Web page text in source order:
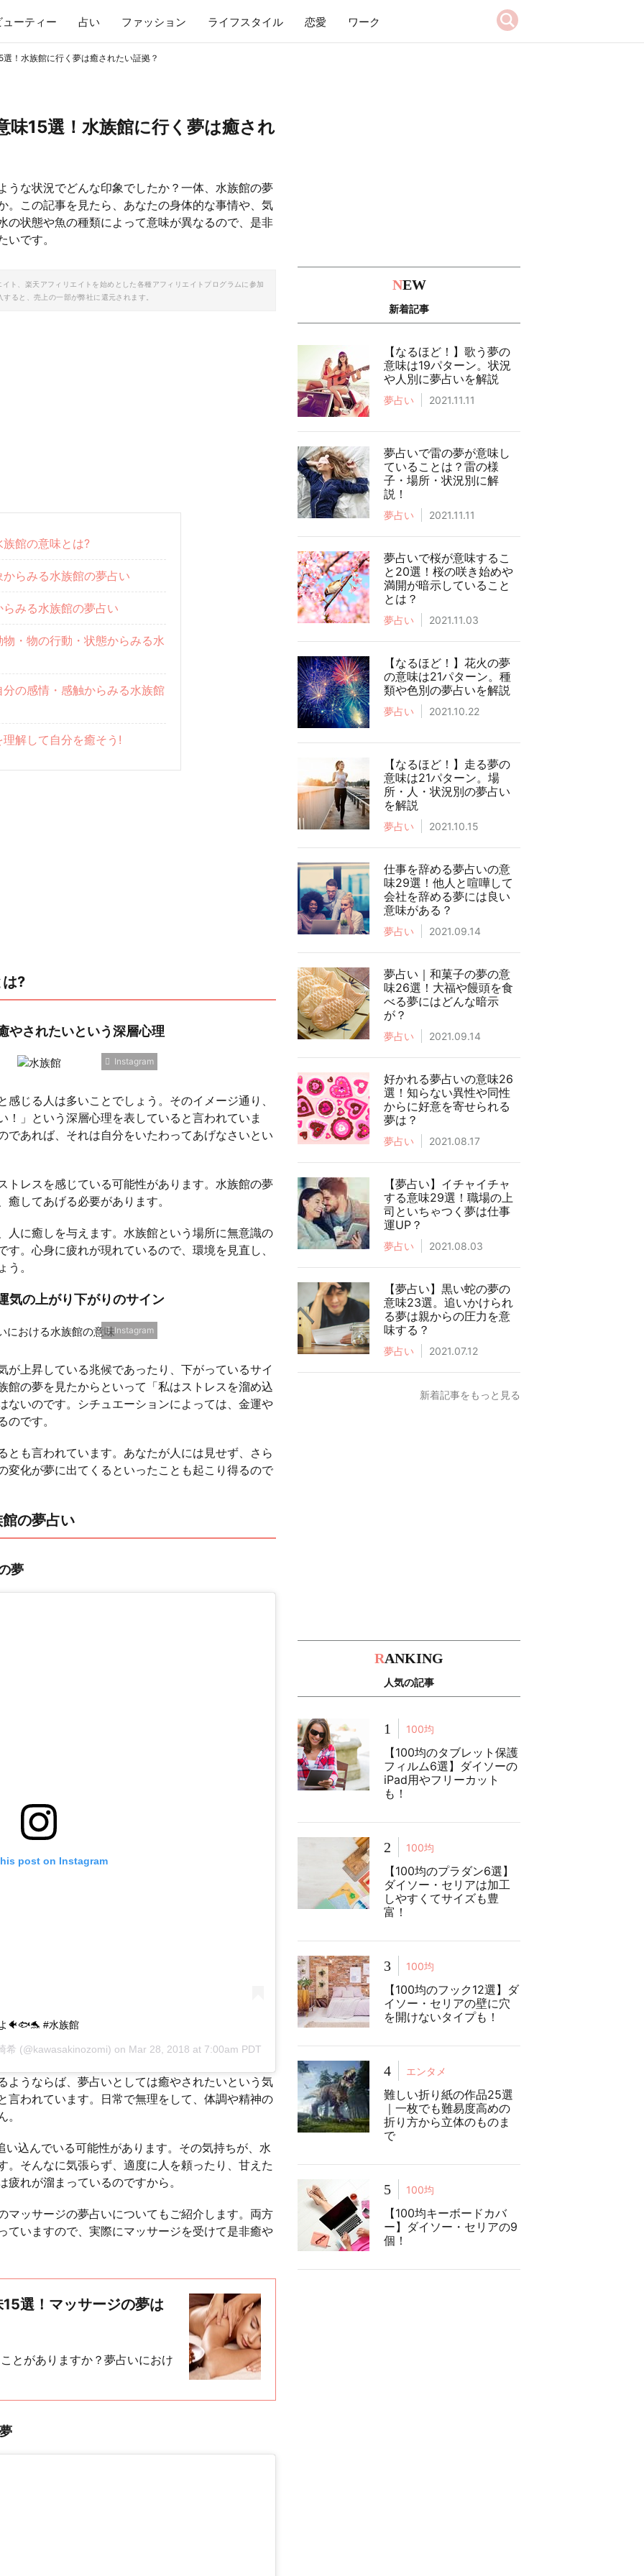
ューティー 占い ファッション ライフスタイル 恋愛 ワーク
！水族館に行く夢は癒されたい証拠？
味15選！水族館に行く夢は癒され
うな状況でどんな印象でしたか？一体、水族館の夢
。この記事を見たら、あなたの身体的な事情や、気
の状態や魚の種類によって意味が異なるので、是非
です。
ト、楽天アフィリエイトを始めとした各種アフィリエイトプログラムに参加
ると、売上の一部が弊社に還元されます。
館の意味とは?
らみる水族館の夢占い
みる水族館の夢占い
・物の行動・状態からみる水
の感情・感触からみる水族館
解して自分を癒そう!
?
されたいという深層心理
Instagram
じる人は多いことでしょう。そのイメージ通り、
！」という深層心理を表していると言われていま
であれば、それは自分をいたわってあげなさいとい
トレスを感じている可能性があります。水族館の夢
してあげる必要があります。
人に癒しを与えます。水族館という場所に無意識の
。心身に疲れが現れているので、環境を見直し、
。
の上がり下がりのサイン
Instagram
が上昇している兆候であったり、下がっているサイ
館の夢を見たからといって「私はストレスを溜め込
ないのです。シチュエーションによっては、金運や
です。
とも言われています。あなたが人には見せず、さら
変化が夢に出てくるといったことも起こり得るので
の夢占い
夢
post on Instagram
🐠🐟🐬 #水族館
希 (@kawasakinozomi) on Mar 28, 2018 at 7:00am PDT
ようならば、夢占いとしては癒やされたいという気
言われています。日常で無理をして、体調や精神の
込んでいる可能性があります。その気持ちが、水
。そんなに気張らず、適度に人を頼ったり、甘えた
れが溜まっているのですから。
マッサージの夢占いについてもご紹介します。両方
ていますので、実際にマッサージを受けて是非癒や
選！マッサージの夢は
とがありますか？夢占いにおけ
NEW
新着記事
【なるほど！】歌う夢の
意味は19パターン。状況
や人別に夢占いを解説
夢占い 2021.11.11
夢占いで雷の夢が意味し
ていることは？雷の様
子・場所・状況別に解
説！
夢占い 2021.11.11
夢占いで桜が意味するこ
と20選！桜の咲き始めや
満開が暗示していること
とは？
夢占い 2021.11.03
【なるほど！】花火の夢
の意味は21パターン。種
類や色別の夢占いを解説
夢占い 2021.10.22
【なるほど！】走る夢の
意味は21パターン。場
所・人・状況別の夢占い
を解説
夢占い 2021.10.15
仕事を辞める夢占いの意
味29選！他人と喧嘩して
会社を辞める夢には良い
意味がある？
夢占い 2021.09.14
夢占い｜和菓子の夢の意
味26選！大福や饅頭を食
べる夢にはどんな暗示
が？
夢占い 2021.09.14
好かれる夢占いの意味26
選！知らない異性や同性
からに好意を寄せられる
夢は？
夢占い 2021.08.17
【夢占い】イチャイチャ
する意味29選！職場の上
司といちゃつく夢は仕事
運UP？
夢占い 2021.08.03
【夢占い】黒い蛇の夢の
意味23選。追いかけられ
る夢は親からの圧力を意
味する？
夢占い 2021.07.12
新着記事をもっと見る
RANKING
人気の記事
1 100均
【100均のタブレット保護
フィルム6選】ダイソーの
iPad用やフリーカット
も！
2 100均
【100均のプラダン6選】
ダイソー・セリアは加工
しやすくてサイズも豊
富！
3 100均
【100均のフック12選】ダ
イソー・セリアの壁に穴
を開けないタイプも！
4 エンタメ
難しい折り紙の作品25選
｜一枚でも難易度高めの
折り方から立体のものま
で
5 100均
【100均キーボードカバ
ー】ダイソー・セリアの9
個！